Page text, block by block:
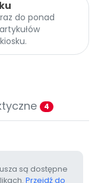
do ponad
4
są dostępne
Przejdź do